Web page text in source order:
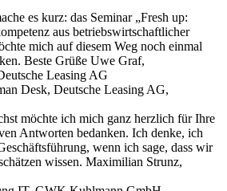
es kurz: das Seminar „Fresh up:
aus betriebswirtschaftlicher
mich auf diesem Weg noch einmal
Beste Grüße Uwe Graf,
Leasing AG
Desk, Deutsche Leasing AG,
möchte ich mich ganz herzlich für Ihre
Antworten bedanken. Ich denke, ich
wenn ich sage, dass wir
wissen. Maximilian Strunz,